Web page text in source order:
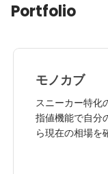
Portfolio
モノカブ
スニーカー特化
指値機能で自分
ら現在の相場を